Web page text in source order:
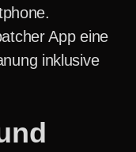
App eine
inklusive